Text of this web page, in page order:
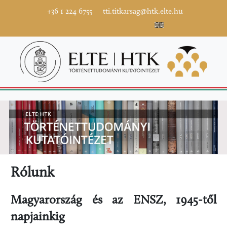
+36 1 224 6755 tti.titkarsag@htk.elte.hu
Rólunk
Magyarország és az ENSZ, 1945-től
napjainkig